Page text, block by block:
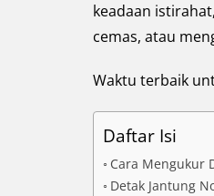
keadaan
cemas, atau
Waktu terbaik
Daftar Isi
Cara Mengukur
Detak Jantung